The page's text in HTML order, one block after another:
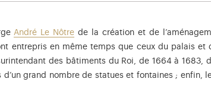
André Le Nôtre de la création et de
entrepris en même temps que ceux du palais et
des bâtiments du Roi, de 1664 à 1683,
d’un grand nombre de statues et fontaines ;